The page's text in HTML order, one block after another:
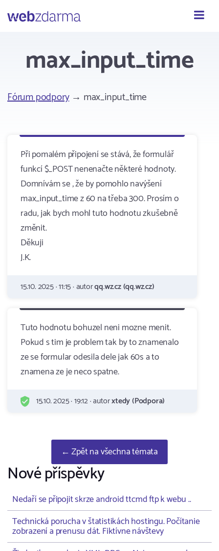
Webzdarma
max_input_time
Fórum podpory→ max_input_time
Při pomalém připojení se stává, že formulář
funkcí $_POST nenenačte některé hodnoty.
Domnívám se , že by pomohlo navýšení
max_input_time z 60 na třeba 300. Prosím o
radu, jak bych mohl tuto hodnotu zkušebně
změnit.
Děkuji
J.K.
15.10. 2025 · 11:15 · autorqq.wz.cz (qq.wz.cz)
Tuto hodnotu bohuzel neni mozne menit.
Pokud s tim je problem tak by to znamenalo
ze se formular odesila dele jak 60s a to
znamena ze je neco spatne.
15.10. 2025 · 19:12 · autorxtedy (Podpora)
← Zpět na všechna témata
Nové příspěvky
Nedaří se připojit skrze android ttcmd ftp k webu ..
Technická porucha v štatistikách hostingu. Počítanie
zobrazení a prenusu dát. Fiktívne návštevy